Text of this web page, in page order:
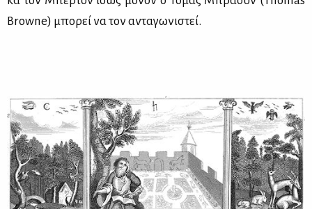
Browne) μπο­ρεί να τον αντα­γω­νι­στεί.